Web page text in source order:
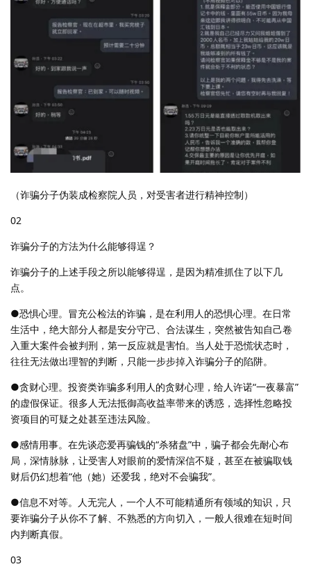
（诈骗分子伪装成检察院人员，对受害者进行精神控制）
02
诈骗分子的方法为什么能够得逞？
诈骗分子的上述手段之所以能够得逞，是因为精准抓住了以下几
点。
●恐惧心理。冒充公检法的诈骗，是在利用人的恐惧心理。在日常
生活中，绝大部分人都是安分守己、合法谋生，突然被告知自己卷
入重大案件会被判刑，第一反应就是害怕。当人处于恐慌状态时，
往往无法做出理智的判断，只能一步步掉入诈骗分子的陷阱。
●贪财心理。投资类诈骗多利用人的贪财心理，给人许诺“一夜暴富”
的虚假保证。很多人无法抵御高收益率带来的诱惑，选择性忽略投
资项目的可疑之处甚至违法风险。
●感情用事。在先谈恋爱再骗钱的“杀猪盘”中，骗子都会先耐心布
局，深情脉脉，让受害人对眼前的爱情深信不疑，甚至在被骗取钱
财后仍幻想着“他（她）还爱我，绝对不会骗我”。
●信息不对等。人无完人，一个人不可能精通所有领域的知识，只
要诈骗分子从你不了解、不熟悉的方向切入，一般人很难在短时间
内判断真假。
03